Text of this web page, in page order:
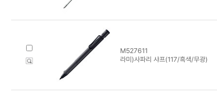
M527611
라미)사파리 샤프(117/흑색/무광)